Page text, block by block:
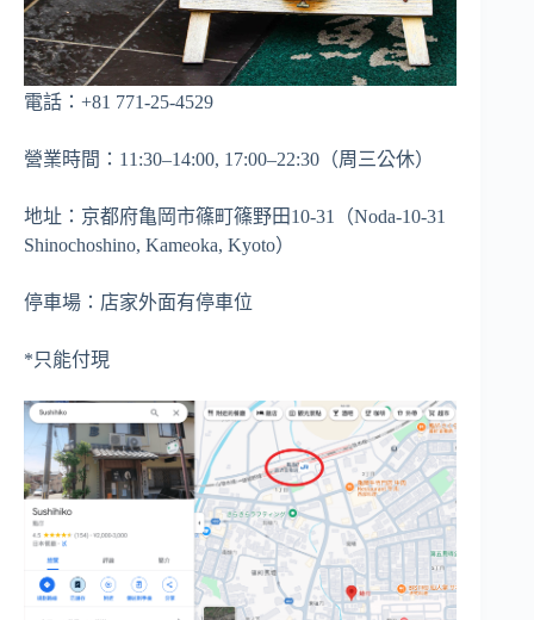
電話：+81 771-25-4529
營業時間：11:30–14:00, 17:00–22:30（周三公休）
地址：京都府亀岡市篠町篠野田10-31（Noda-10-31
Shinochoshino, Kameoka, Kyoto）
停車場：店家外面有停車位
*只能付現